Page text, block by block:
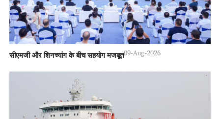
सीएमजी और शिनच्यांग के बीच सहयोग मजबूत09-Aug-2026